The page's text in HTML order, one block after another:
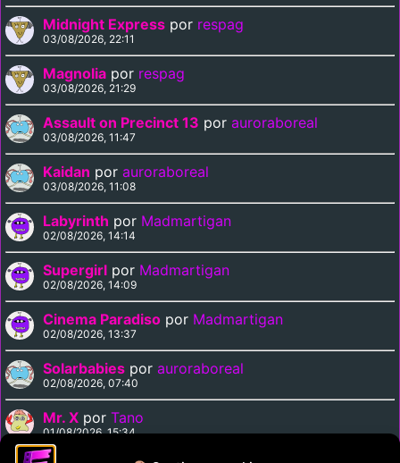
Midnight Express por respag
03/08/2026, 22:11
Magnolia por respag
03/08/2026, 21:29
Assault on Precinct 13 por auroraboreal
03/08/2026, 11:47
Kaidan por auroraboreal
03/08/2026, 11:08
Labyrinth por Madmartigan
02/08/2026, 14:14
Supergirl por Madmartigan
02/08/2026, 14:09
Cinema Paradiso por Madmartigan
02/08/2026, 13:37
Solarbabies por auroraboreal
02/08/2026, 07:40
Mr. X por Tano
01/08/2026, 15:34